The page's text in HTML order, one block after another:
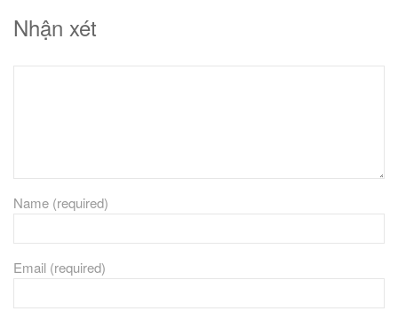
Nhận xét
Name (required)
Email (required)